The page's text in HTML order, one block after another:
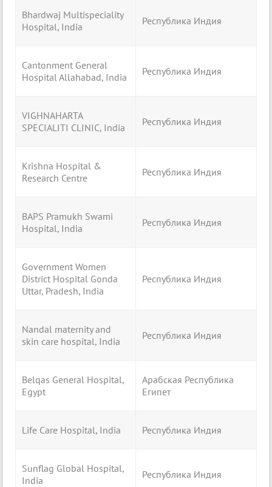
Bhardwaj Multispeciality
Hospital, India
Республика Индия
Cantonment General
Hospital Allahabad, India
Республика Индия
VIGHNAHARTA
SPECIALITI CLINIC, India
Республика Индия
Krishna Hospital &
Research Centre
Республика Индия
BAPS Pramukh Swami
Hospital, India
Республика Индия
Government Women
District Hospital Gonda
Uttar, Pradesh, India
Республика Индия
Nandal maternity and
skin care hospital, India
Республика Индия
Belqas General Hospital,
Egypt
Арабская Республика
Египет
Life Care Hospital, India Республика Индия
Sunflag Global Hospital,
India
Республика Индия